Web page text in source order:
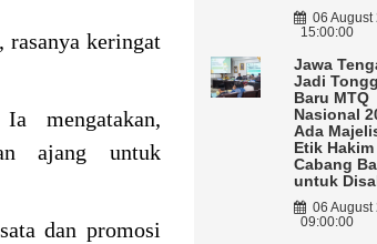
keringat
mengatakan,
ajang untuk
dan promosi
06 August
15:00:00
Jawa
Jadi
Baru MTQ
Nasional
Ada
Etik Hakim
Cabang
untuk
06 August
09:00:00